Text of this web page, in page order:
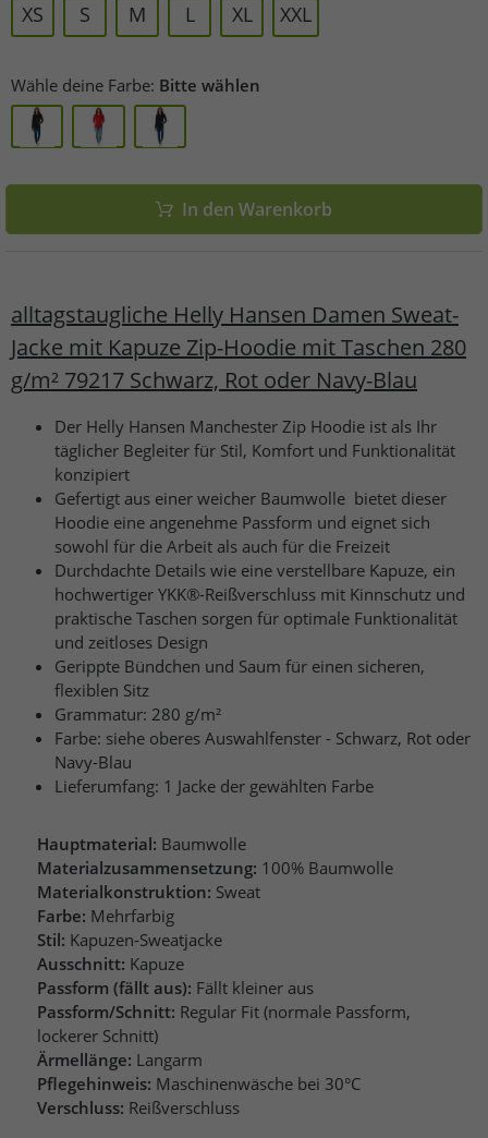
XS S M L XL XXL
Wähle deine Farbe: Bitte wählen
In den Warenkorb
alltagstaugliche Helly Hansen Damen Sweat-
Jacke mit Kapuze Zip-Hoodie mit Taschen 280
g/m² 79217 Schwarz, Rot oder Navy-Blau
Der Helly Hansen Manchester Zip Hoodie ist als Ihr
täglicher Begleiter für Stil, Komfort und Funktionalität
konzipiert
Gefertigt aus einer weicher Baumwolle bietet dieser
Hoodie eine angenehme Passform und eignet sich
sowohl für die Arbeit als auch für die Freizeit
Durchdachte Details wie eine verstellbare Kapuze, ein
hochwertiger YKK®-Reißverschluss mit Kinnschutz und
praktische Taschen sorgen für optimale Funktionalität
und zeitloses Design
Gerippte Bündchen und Saum für einen sicheren,
flexiblen Sitz
Grammatur: 280 g/m²
Farbe: siehe oberes Auswahlfenster - Schwarz, Rot oder
Navy-Blau
Lieferumfang: 1 Jacke der gewählten Farbe
Hauptmaterial: Baumwolle
Materialzusammensetzung: 100% Baumwolle
Materialkonstruktion: Sweat
Farbe: Mehrfarbig
Stil: Kapuzen-Sweatjacke
Ausschnitt: Kapuze
Passform (fällt aus): Fällt kleiner aus
Passform/Schnitt: Regular Fit (normale Passform,
lockerer Schnitt)
Ärmellänge: Langarm
Pflegehinweis: Maschinenwäsche bei 30°C
Verschluss: Reißverschluss